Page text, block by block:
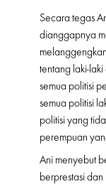
Secara tegas
dianggapnya
tentang laki-
semua politisi
semua politisi
politisi yang
perempuan
Ani menyebut
berprestasi